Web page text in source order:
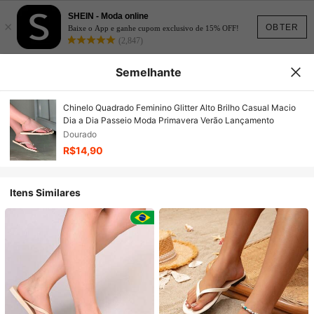
OBTER
×
SHEIN - Moda online
Baixe o App e ganhe cupom exclusivo de 15% OFF!
(2,847)
Semelhante
Chinelo Quadrado Feminino Glitter Alto Brilho Casual Macio
Dia a Dia Passeio Moda Primavera Verão Lançamento
Dourado
R$14,90
Itens Similares